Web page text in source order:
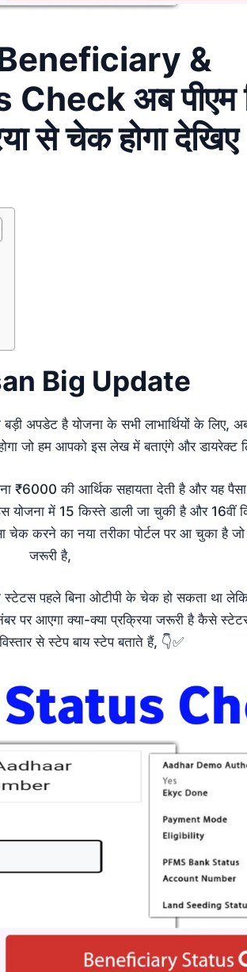
&
अब पीएम
से चेक होगा देखिए
Big Update
अपडेट है योजना के सभी लाभार्थियों के लिए,
जो हम आपको इस लेख में बताएंगे और डायरेक्ट
₹6000 की आर्थिक सहायता देती है और यह
में 15 किस्ते डाली जा चुकी है और 16वीं
चेक करने का नया तरीका पोर्टल पर आ चुका है
जरूरी है,
स्टेटस पहले बिना ओटीपी के चेक हो सकता था
पर आएगा क्या-क्या प्रक्रिया जरूरी है कैसे
से स्टेप बाय स्टेप बताते हैं, 👇✅